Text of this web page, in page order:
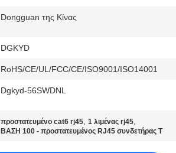
Dongguan της Κίνας
DGKYD
RoHS/CE/UL/FCC/CE/ISO9001/ISO14001
Dgkyd-56SWDNL
προστατευμένο cat6 rj45,1 λιμένας rj45,
ΒΑΣΗ 100 - προστατευμένος RJ45 συνδετήρας Τ